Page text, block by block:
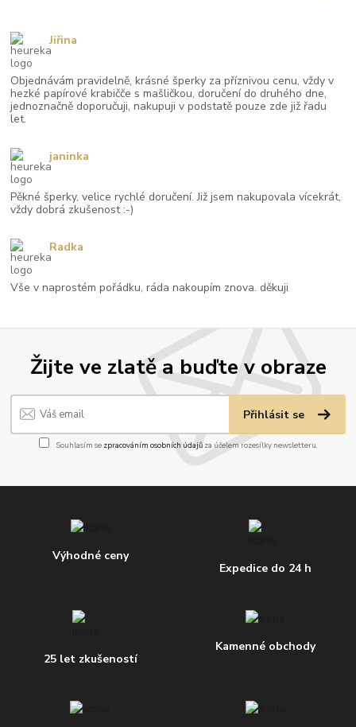
Žijte ve zlatě a buďte v obraze
Přihlásit se
Souhlasím se zpracováním osobních údajůza účelem rozesílky newsletteru.
Výhodné ceny
Expedice do 24 h
25 let zkušeností
Kamenné obchody
Objednávám pravidelně, krásné šperky za příznivou cenu, vždy v
hezké papírové krabičče s mašličkou, doručení do druhého dne,
jednoznačně doporučuji, nakupuji v podstatě pouze zde již řadu
let.
Jiřina
Pěkné šperky, velice rychlé doručení. Již jsem nakupovala vícekrát,
vždy dobrá zkušenost :-)
janinka
Vše v naprostém pořádku, ráda nakoupím znova. děkuji
Radka